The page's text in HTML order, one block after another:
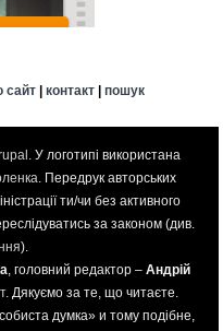
сайт| контакт| пошук
. У логотипі використана
. Передрук авторських
ти/чи без активного
за законом (див.
).
, головний редактор – Андрій
. Дякуємо за те, що читаєте.
думка» и тому подібне,